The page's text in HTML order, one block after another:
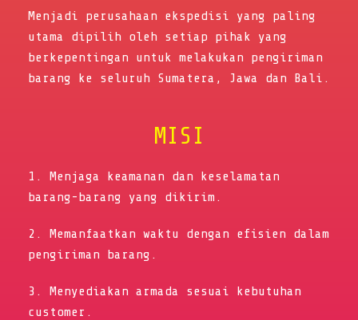
Menjadi perusahaan ekspedisi yang paling
utama dipilih oleh setiap pihak yang
berkepentingan untuk melakukan pengiriman
barang ke seluruh Sumatera, Jawa dan Bali.
MISI
1. Menjaga keamanan dan keselamatan
barang-barang yang dikirim.
2. Memanfaatkan waktu dengan efisien dalam
pengiriman barang.
3. Menyediakan armada sesuai kebutuhan
customer.